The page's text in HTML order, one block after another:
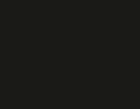
a negociar Léo Linck com o